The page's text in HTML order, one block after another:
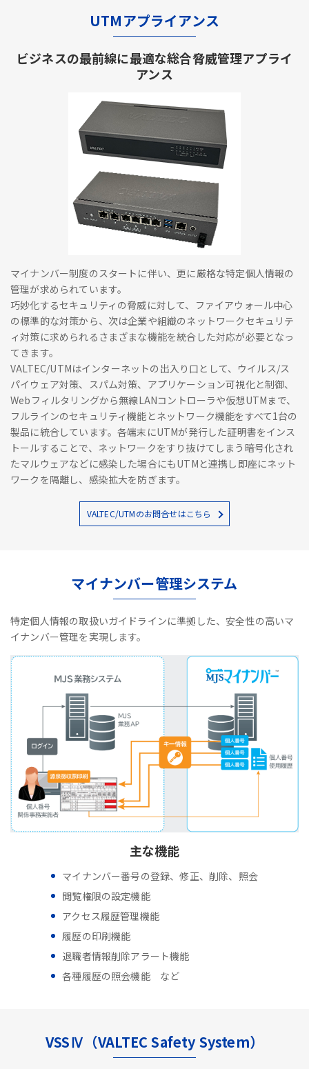
UTMアプライアンス
ビジネスの最前線に最適な総合脅威管理アプライ
アンス
マイナンバー制度のスタートに伴い、更に厳格な特定個人情報の
管理が求められています。
巧妙化するセキュリティの脅威に対して、ファイアウォール中心
の標準的な対策から、次は企業や組織のネットワークセキュリテ
ィ対策に求められるさまざまな機能を統合した対応が必要となっ
てきます。
VALTEC/UTMはインターネットの出入り口として、ウイルス/ス
パイウェア対策、スパム対策、アプリケーション可視化と制御、
Webフィルタリングから無線LANコントローラや仮想UTMまで、
フルラインのセキュリティ機能とネットワーク機能をすべて1台の
製品に統合しています。各端末にUTMが発行した証明書をインス
トールすることで、ネットワークをすり抜けてしまう暗号化され
たマルウェアなどに感染した場合にもUTMと連携し即座にネット
ワークを隔離し、感染拡大を防ぎます。
VALTEC/UTMのお問合せはこちら
マイナンバー管理システム
特定個人情報の取扱いガイドラインに準拠した、安全性の高いマ
イナンバー管理を実現します。
主な機能
マイナンバー番号の登録、修正、削除、照会
閲覧権限の設定機能
アクセス履歴管理機能
履歴の印刷機能
退職者情報削除アラート機能
各種履歴の照会機能 など
VSSⅣ（VALTEC Safety System）